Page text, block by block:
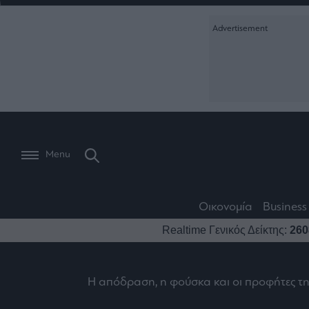
Menu
Οικονομία Business
Ναυτιλία
Room
My
Story
Επι-
θετικά
Design
The
Value
Crypto
Branded
Mononews100
Realtime Γενικός Δείκτης:
Η απόδραση, η φούσκα και οι προφήτες